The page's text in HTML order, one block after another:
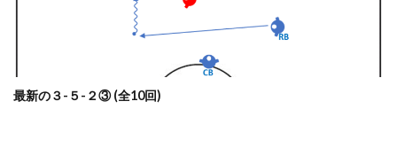
最新の３-５-２③ (全10回)